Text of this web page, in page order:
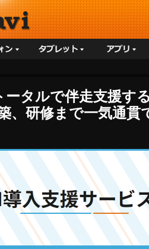
タルで伴走支援す
、研修まで一気通貫